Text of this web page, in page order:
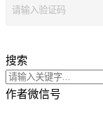
搜索
作者微信号